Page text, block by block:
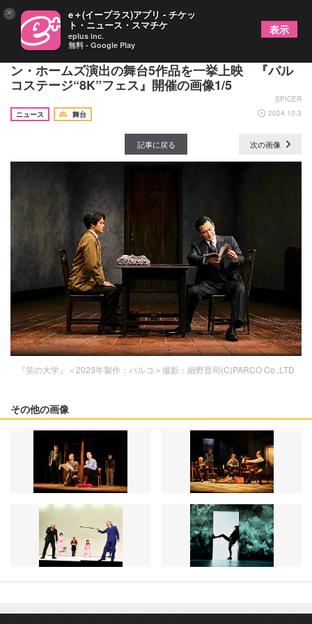
高画質で収録した、三谷幸喜、栗山民也、ショー
ン・ホームズ演出の舞台5作品を一挙上映 『パル
コステージ“8K”フェス』開催の画像1/5
SPICER
ニュース
舞台 2024.10.3
記事に戻る 次の画像
『笑の大学』＜2023年製作：パルコ＞撮影：細野晋司(C)PARCO Co.,LTD
その他の画像
× e＋(イープラス)アプリ - チケッ
ト・ニュース・スマチケ
eplus inc.
無料 - Google Play
表示